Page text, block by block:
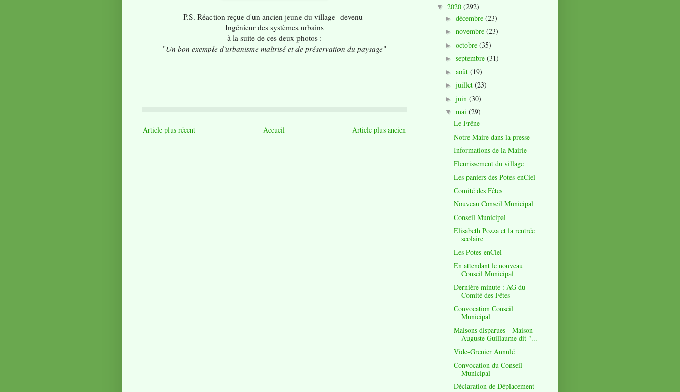
P.S. Réaction reçue d'un ancien jeune du village devenu
Ingénieur des systèmes urbains
à la suite de ces deux photos :
"Un bon exemple d'urbanisme maîtrisé et de préservation du paysage"
Article plus récent Article plus ancien
Accueil
▼ 2020 (292)
► décembre (23)
► novembre (23)
► octobre (35)
► septembre (31)
► août (19)
► juillet (23)
► juin (30)
▼ mai (29)
Le Frêne
Notre Maire dans la presse
Informations de la Mairie
Fleurissement du village
Les paniers des Potes-enCiel
Comité des Fêtes
Nouveau Conseil Municipal
Conseil Municipal
Elisabeth Pozza et la rentrée
scolaire
Les Potes-enCiel
En attendant le nouveau
Conseil Municipal
Dernière minute : AG du
Comité des Fêtes
Convocation Conseil
Municipal
Maisons disparues - Maison
Auguste Guillaume dit "...
Vide-Grenier Annulé
Convocation du Conseil
Municipal
Déclaration de Déplacement